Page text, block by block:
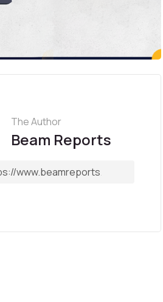
The Author
Beam Reports